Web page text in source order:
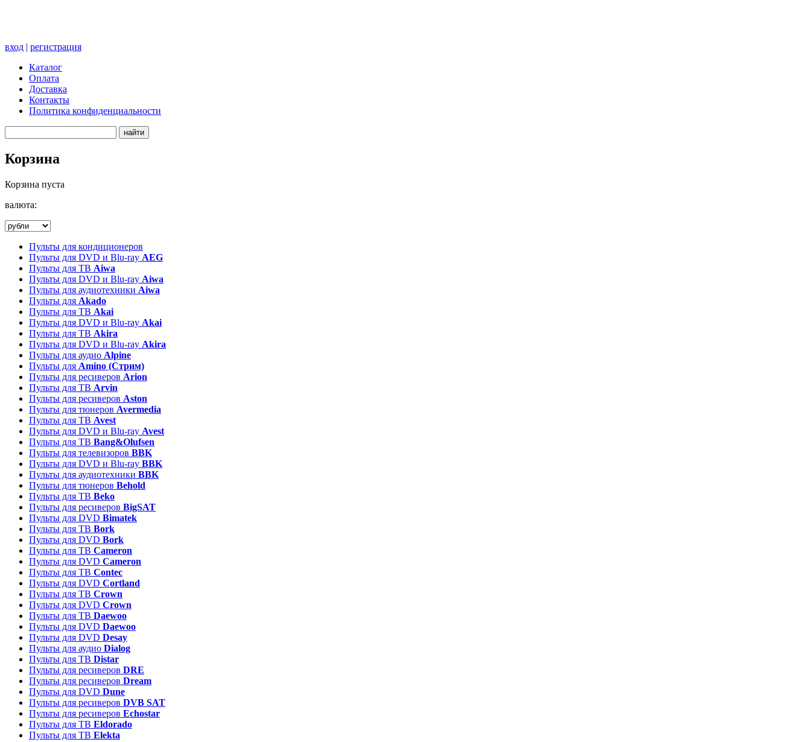
вход | регистрация
Каталог
Оплата
Доставка
Контакты
Политика конфиденциальности
Корзина
Корзина пуста
валюта:
Пульты для кондиционеров
Пульты для DVD и Blu-ray AEG
Пульты для ТВ Aiwa
Пульты для DVD и Blu-ray Aiwa
Пульты для аудиотехники Aiwa
Пульты для Akado
Пульты для ТВ Akai
Пульты для DVD и Blu-ray Akai
Пульты для ТВ Akira
Пульты для DVD и Blu-ray Akira
Пульты для аудио Alpine
Пульты для Amino (Стрим)
Пульты для ресиверов Arion
Пульты для ТВ Arvin
Пульты для ресиверов Aston
Пульты для тюнеров Avermedia
Пульты для ТВ Avest
Пульты для DVD и Blu-ray Avest
Пульты для ТВ Bang&Olufsen
Пульты для телевизоров BBK
Пульты для DVD и Blu-ray BBK
Пульты для аудиотехники BBK
Пульты для тюнеров Behold
Пульты для ТВ Beko
Пульты для ресиверов BigSAT
Пульты для DVD Bimatek
Пульты для ТВ Bork
Пульты для DVD Bork
Пульты для ТВ Cameron
Пульты для DVD Cameron
Пульты для ТВ Contec
Пульты для DVD Cortland
Пульты для ТВ Crown
Пульты для DVD Crown
Пульты для ТВ Daewoo
Пульты для DVD Daewoo
Пульты для DVD Desay
Пульты для аудио Dialog
Пульты для ТВ Distar
Пульты для ресиверов DRE
Пульты для ресиверов Dream
Пульты для DVD Dune
Пульты для ресиверов DVB SAT
Пульты для ресиверов Echostar
Пульты для ТВ Eldorado
Пульты для ТВ Elekta